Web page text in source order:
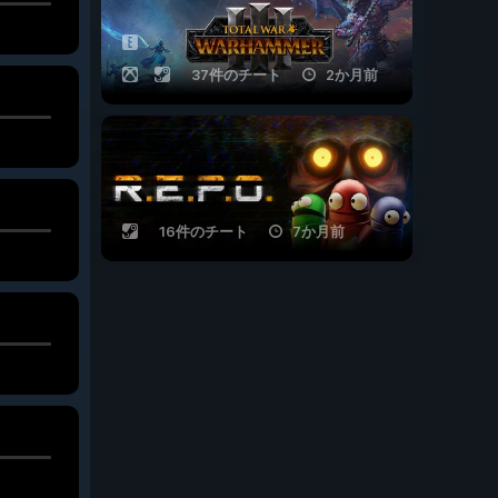
37件のチート 2か月前
16件のチート 7か月前